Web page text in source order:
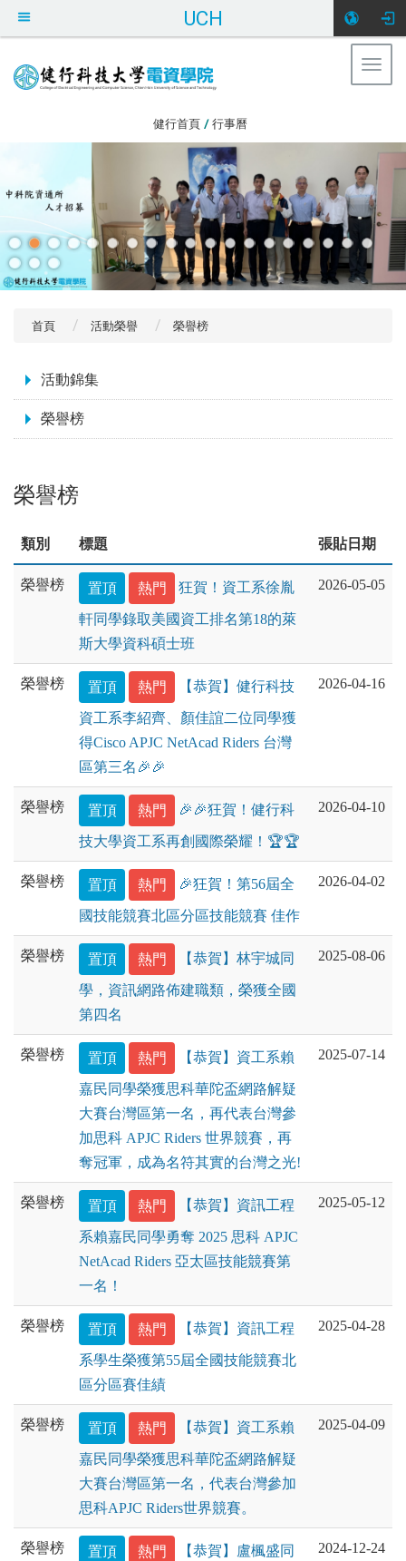
UCH
健行首頁 / 行事曆
首頁 活動榮譽 榮譽榜
活動錦集
榮譽榜
榮譽榜
類別 標題 張貼日期
榮譽榜 置頂 熱門 狂賀！資工系徐胤
軒同學錄取美國資工排名第18的萊
斯大學資科碩士班
2026-05-05
榮譽榜 置頂 熱門 【恭賀】健行科技
資工系李紹齊、顏佳誼二位同學獲
得Cisco APJC NetAcad Riders 台灣
區第三名🎉🎉
2026-04-16
榮譽榜 置頂 熱門 🎉🎉狂賀！健行科
技大學資工系再創國際榮耀！🏆🏆
2026-04-10
榮譽榜 置頂 熱門 🎉狂賀！第56屆全
國技能競賽北區分區技能競賽 佳作
2026-04-02
榮譽榜 置頂 熱門 【恭賀】林宇城同
學，資訊網路佈建職類，榮獲全國
第四名
2025-08-06
榮譽榜 置頂 熱門 【恭賀】資工系賴
嘉民同學榮獲思科華陀盃網路解疑
大賽台灣區第一名，再代表台灣參
加思科 APJC Riders 世界競賽，再
奪冠軍，成為名符其實的台灣之光!
2025-07-14
榮譽榜 置頂 熱門 【恭賀】資訊工程
系賴嘉民同學勇奪 2025 思科 APJC
NetAcad Riders 亞太區技能競賽第
一名！
2025-05-12
榮譽榜 置頂 熱門 【恭賀】資訊工程
系學生榮獲第55屆全國技能競賽北
區分區賽佳績
2025-04-28
榮譽榜 置頂 熱門 【恭賀】資工系賴
嘉民同學榮獲思科華陀盃網路解疑
大賽台灣區第一名，代表台灣參加
思科APJC Riders世界競賽。
2025-04-09
榮譽榜 置頂 熱門 【恭賀】盧楓盛同 2024-12-24